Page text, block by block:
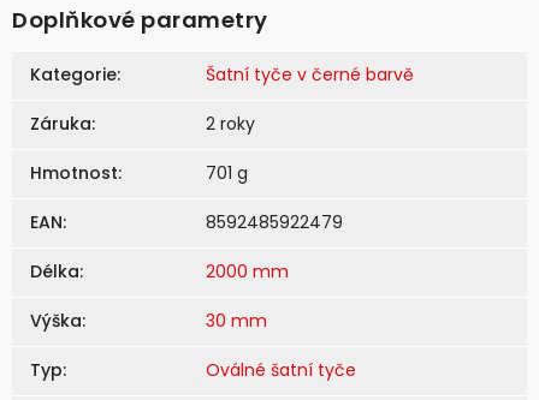
Doplňkové parametry
Kategorie: Šatní tyče v černé barvě
Záruka: 2 roky
Hmotnost: 701 g
EAN: 8592485922479
Délka: 2000 mm
Výška: 30 mm
Typ: Oválné šatní tyče